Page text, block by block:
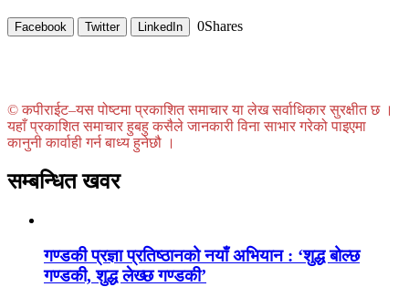
Facebook Twitter LinkedIn 0Shares
© कपीराईट–यस पोष्टमा प्रकाशित समाचार या लेख सर्वाधिकार सुरक्षीत छ ।
यहाँ प्रकाशित समाचार हुबहु कसैले जानकारी विना साभार गरेको पाइएमा
कानुनी कार्वाही गर्न बाध्य हुनेछौ ।
सम्बन्धित खवर
गण्डकी प्रज्ञा प्रतिष्ठानको नयाँ अभियान : ‘शुद्ध बोल्छ
गण्डकी, शुद्ध लेख्छ गण्डकी’